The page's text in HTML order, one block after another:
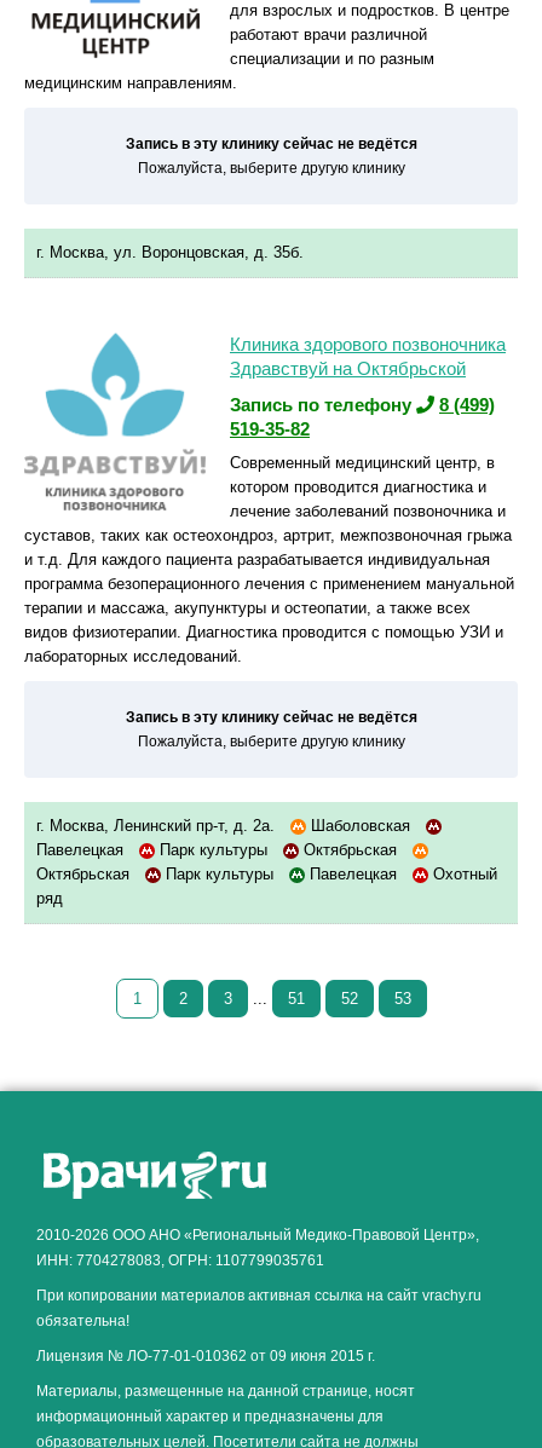
для взрослых и подростков. В центре
работают врачи различной
специализации и по разным
медицинским направлениям.
Запись в эту клинику сейчас не ведётся
Пожалуйста, выберите другую клинику
г. Москва, ул. Воронцовская, д. 35б.
Клиника здорового позвоночника
Здравствуй на Октябрьской
Запись по телефону
8 (499)
519-35-82
Современный медицинский центр, в
котором проводится диагностика и
лечение заболеваний позвоночника и
суставов, таких как остеохондроз, артрит, межпозвоночная грыжа
и т.д. Для каждого пациента разрабатывается индивидуальная
программа безоперационного лечения с применением мануальной
терапии и массажа, акупунктуры и остеопатии, а также всех
видов физиотерапии. Диагностика проводится с помощью УЗИ и
лабораторных исследований.
Запись в эту клинику сейчас не ведётся
Пожалуйста, выберите другую клинику
г. Москва, Ленинский пр-т, д. 2а.
Шаболовская
Павелецкая
Парк культуры
Октябрьская
Октябрьская
Парк культуры Павелецкая
Охотный
ряд
1 2 3 ... 51 52 53
2010-2026 ООО АНО «Региональный Медико-Правовой Центр»,
ИНН: 7704278083, ОГРН: 1107799035761
При копировании материалов активная ссылка на сайт vrachy.ru
обязательна!
Лицензия № ЛО-77-01-010362 от 09 июня 2015 г.
Материалы, размещенные на данной странице, носят
информационный характер и предназначены для
образовательных целей. Посетители сайта не должны